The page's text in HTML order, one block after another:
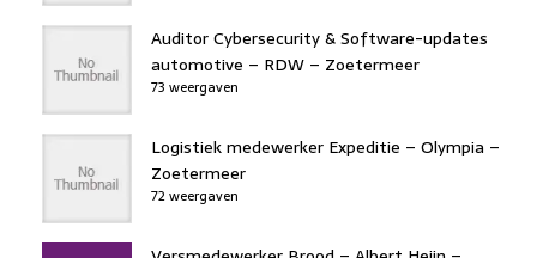
Auditor Cybersecurity & Software-updates
automotive – RDW – Zoetermeer
73 weergaven
Logistiek medewerker Expeditie – Olympia –
Zoetermeer
72 weergaven